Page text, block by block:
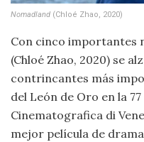
Nomadland (Chloé Zhao, 2020)
Con cinco importantes
(Chloé Zhao, 2020) se
contrincantes más
del León de Oro en la
Cinematografica di
mejor película de